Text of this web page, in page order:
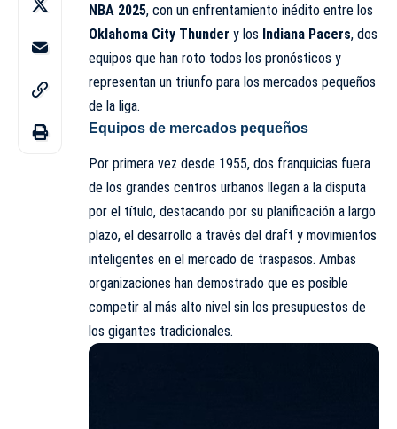
NBA 2025, con un enfrentamiento inédito entre los
Oklahoma City Thunder y los Indiana Pacers, dos
equipos que han roto todos los pronósticos y
representan un triunfo para los mercados pequeños
de la liga.
Equipos de mercados pequeños
Por primera vez desde 1955, dos franquicias fuera
de los grandes centros urbanos llegan a la disputa
por el título, destacando por su planificación a largo
plazo, el desarrollo a través del draft y movimientos
inteligentes en el mercado de traspasos. Ambas
organizaciones han demostrado que es posible
competir al más alto nivel sin los presupuestos de
los gigantes tradicionales.